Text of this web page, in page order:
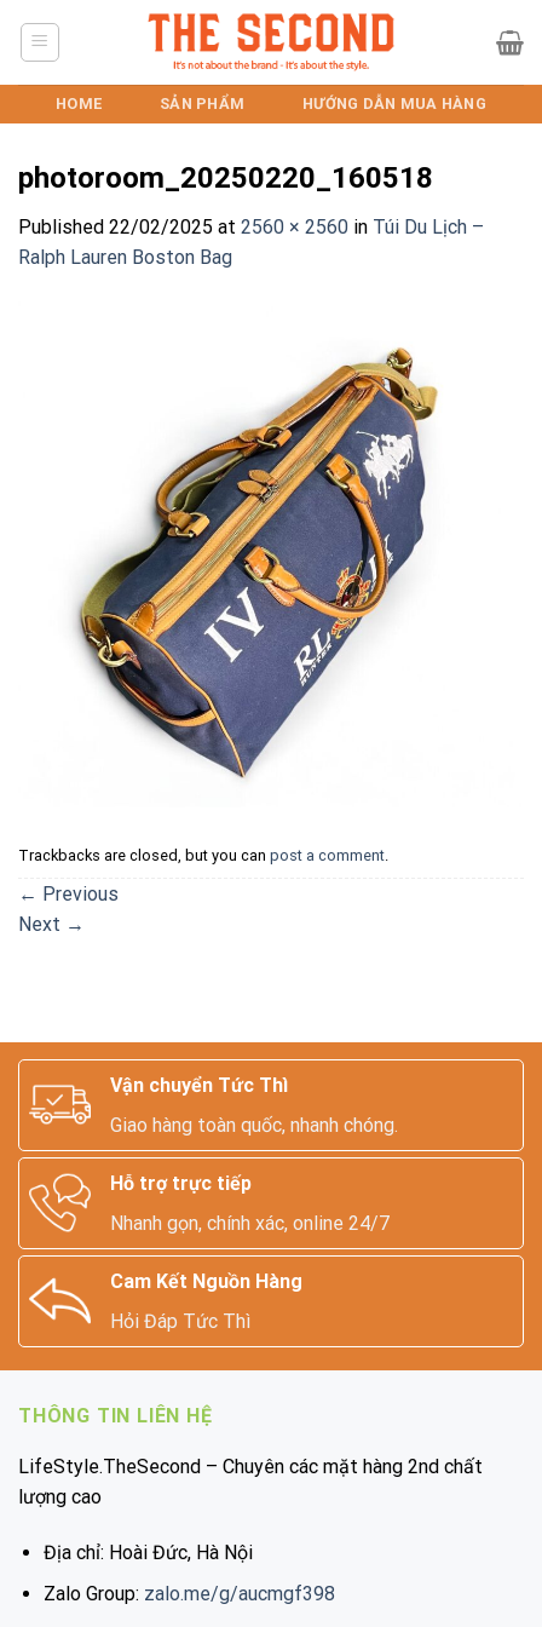
HOME SẢN PHẨM HƯỚNG DẪN MUA HÀNG
photoroom_20250220_160518
Published 22/02/2025 at 2560 × 2560 in Túi Du Lịch –
Ralph Lauren Boston Bag
Trackbacks are closed, but you can post a comment.
← Previous
Next →
Vận chuyển Tức Thì
Giao hàng toàn quốc, nhanh chóng.
Hỗ trợ trực tiếp
Nhanh gọn, chính xác, online 24/7
Cam Kết Nguồn Hàng
Hỏi Đáp Tức Thì
THÔNG TIN LIÊN HỆ
LifeStyle.TheSecond – Chuyên các mặt hàng 2nd chất
lượng cao
Địa chỉ: Hoài Đức, Hà Nội
Zalo Group: zalo.me/g/aucmgf398